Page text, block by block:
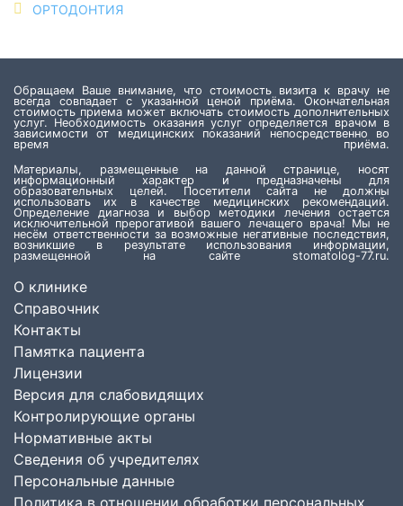
ОРТОДОНТИЯ
Обращаем Ваше внимание, что стоимость визита к врачу не
всегда совпадает с указанной ценой приёма. Окончательная
стоимость приема может включать стоимость дополнительных
услуг. Необходимость оказания услуг определяется врачом в
зависимости от медицинских показаний непосредственно во
время приёма.
Материалы, размещенные на данной странице, носят
информационный характер и предназначены для
образовательных целей. Посетители сайта не должны
использовать их в качестве медицинских рекомендаций.
Определение диагноза и выбор методики лечения остается
исключительной прерогативой вашего лечащего врача! Мы не
несём ответственности за возможные негативные последствия,
возникшие в результате использования информации,
размещенной на сайте stomatolog-77.ru.
О клинике
Справочник
Контакты
Памятка пациента
Лицензии
Версия для слабовидящих
Контролирующие органы
Нормативные акты
Сведения об учредителях
Персональные данные
Политика в отношении обработки персональных